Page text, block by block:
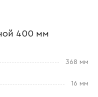
400 мм
368 мм
16 мм